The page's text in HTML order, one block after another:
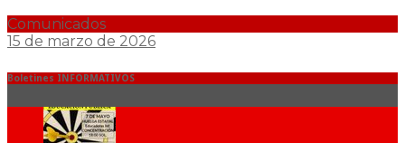
Comunicados
15 de marzo de 2026
Boletines INFORMATIVOS